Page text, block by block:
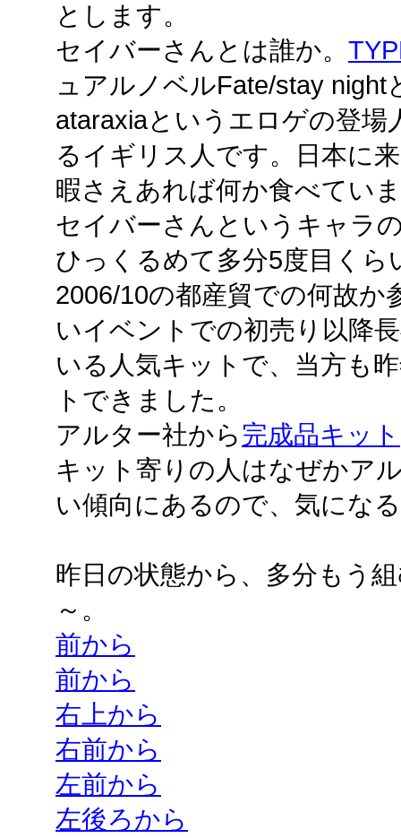
とします。
セイバーさんとは誰か。
ュアルノベルFate/stay night
ataraxiaというエロゲの登場
るイギリス人です。日本に
暇さえあれば何か食べてい
セイバーさんというキャラ
ひっくるめて多分5度目く
2006/10の都産貿での何故か
いイベントでの初売り以降
いる人気キットで、当方も
トできました。
アルター社から 完成品キット
キット寄りの人はなぜかア
い傾向にあるので、気にな
昨日の状態から、多分もう
～。
前から
前から
右上から
右前から
左前から
左後ろから